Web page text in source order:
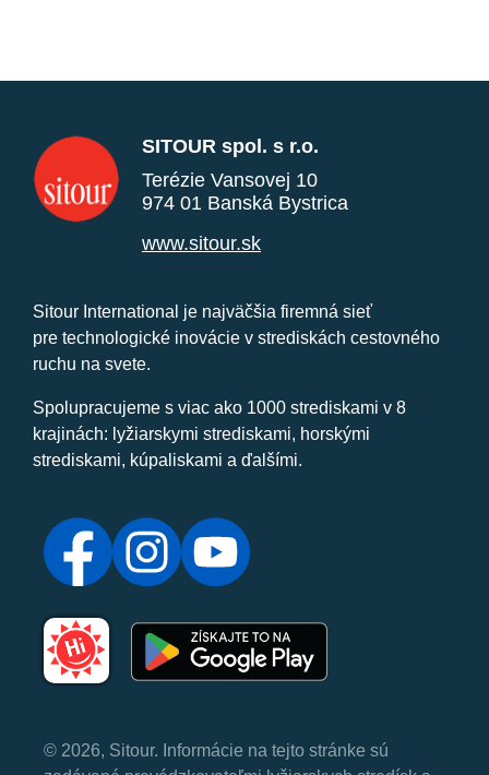
SITOUR spol. s r.o.
Terézie Vansovej 10
974 01 Banská Bystrica
www.sitour.sk
Sitour International je najväčšia firemná sieť
pre technologické inovácie v strediskách cestovného
ruchu na svete.
Spolupracujeme s viac ako 1000 strediskami v 8
krajinách: lyžiarskymi strediskami, horskými
strediskami, kúpaliskami a ďalšími.
© 2026, Sitour. Informácie na tejto stránke sú